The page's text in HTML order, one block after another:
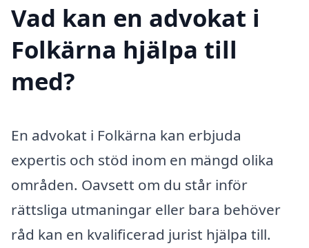
Vad kan en advokat i
Folkärna hjälpa till
med?
En advokat i Folkärna kan erbjuda
expertis och stöd inom en mängd olika
områden. Oavsett om du står inför
rättsliga utmaningar eller bara behöver
råd kan en kvalificerad jurist hjälpa till.